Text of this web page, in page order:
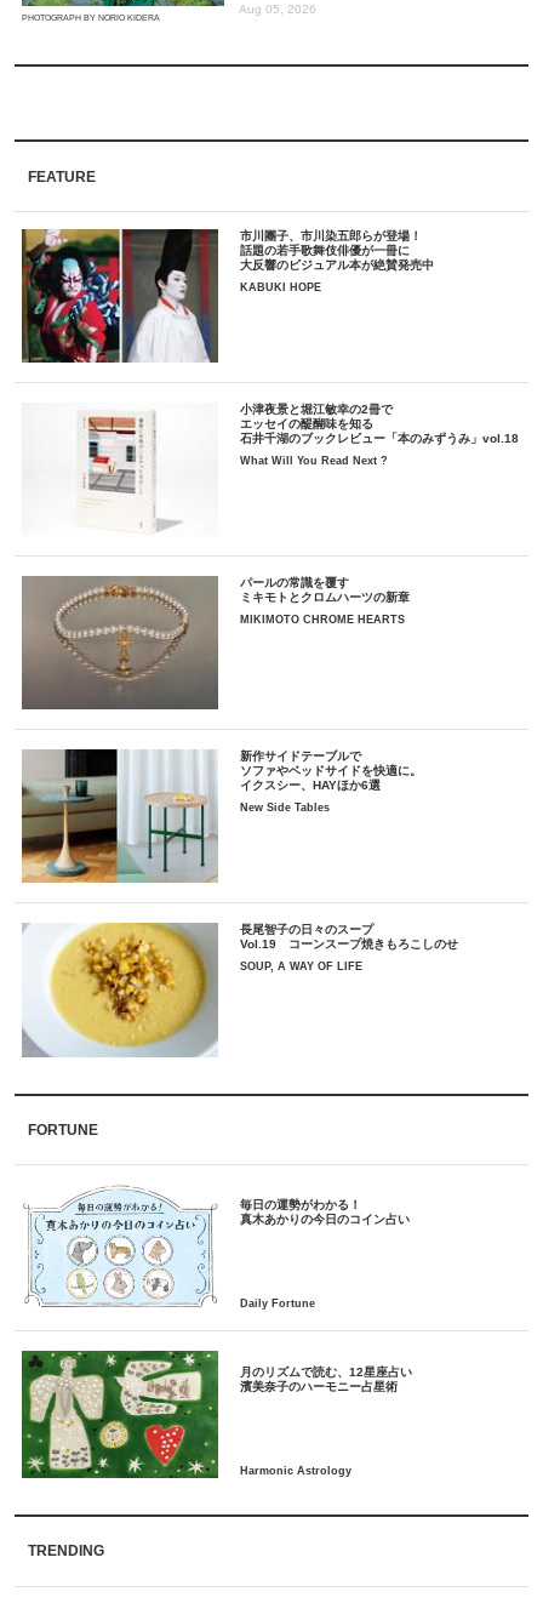
PHOTOGRAPH BY NORIO KIDERA
Aug 05, 2026
FEATURE
市川團子、市川染五郎らが登場！
話題の若手歌舞伎俳優が一冊に
大反響のビジュアル本が絶賛発売中
KABUKI HOPE
小津夜景と堀江敏幸の2冊で
エッセイの醍醐味を知る
石井千湖のブックレビュー「本のみずうみ」vol.18
What Will You Read Next ?
パールの常識を覆す
ミキモトとクロムハーツの新章
MIKIMOTO CHROME HEARTS
新作サイドテーブルで
ソファやベッドサイドを快適に。
イクスシー、HAYほか6選
New Side Tables
長尾智子の日々のスープ
Vol.19 コーンスープ焼きもろこしのせ
SOUP, A WAY OF LIFE
FORTUNE
毎日の運勢がわかる！
月のリズムで読む、12星座占い
TRENDING